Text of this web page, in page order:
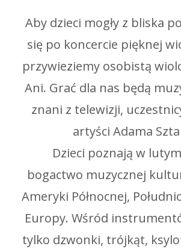
Aby dzieci mogły z bliska
się po koncercie pięknej
przywieziemy osobistą
Ani. Grać dla nas będą
znani z telewizji,
artyści Adama
Dzieci poznają w
bogactwo muzycznej
Ameryki Północnej,
Europy. Wśród
tylko dzwonki, trójkąt,